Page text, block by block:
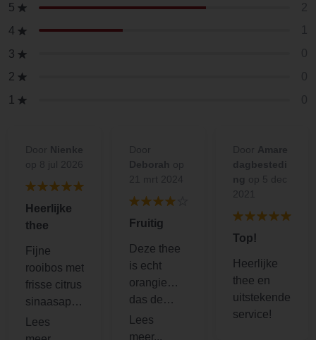
5
4
3
2
1
Heerlijke
thee
Fijne
rooibos met
frisse citrus
sinaasappe
l.
Fruitig
Deze thee
is echt
orangie…
das de
bedoeling
en dat krijg
Top!
Heerlijke
thee en
uitstekende
service!